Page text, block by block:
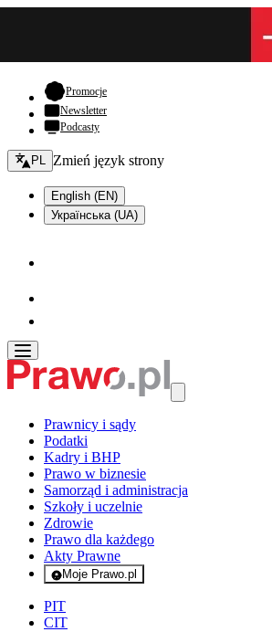
Promocje- otwiera się w nowej karcie
Newsletter
Podcasty
Zmień język - bieżący:
PL Zmień język strony
English (EN)
Українська (UA)
Prawnicy i sądy
Podatki
Kadry i BHP
Prawo w biznesie
Samorząd i administracja
Szkoły i uczelnie
Zdrowie
Prawo dla każdego
Akty Prawne
Moje Prawo.pl
- rejestracja i logowanie do serwisu
PIT
CIT